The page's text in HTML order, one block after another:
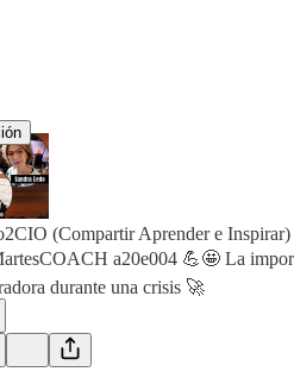
(Compartir Aprender e Inspirar)
a20e004 💪🤩 La
durante una crisis 🚀